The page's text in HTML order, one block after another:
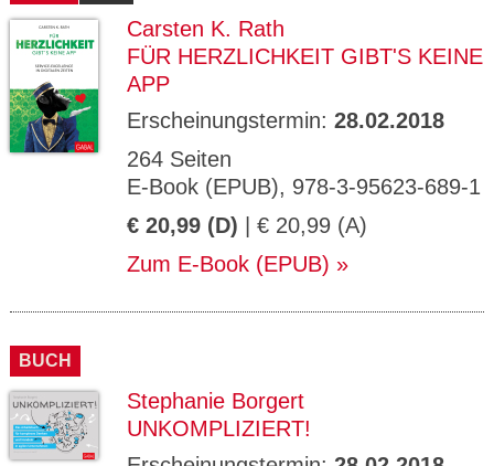
Carsten K. Rath
FÜR HERZLICHKEIT GIBT'S KEINE
APP
Erscheinungstermin: 28.02.2018
264 Seiten
E-Book (EPUB), 978-3-95623-689-1
€ 20,99 (D) | € 20,99 (A)
Zum E-Book (EPUB)
BUCH
Stephanie Borgert
UNKOMPLIZIERT!